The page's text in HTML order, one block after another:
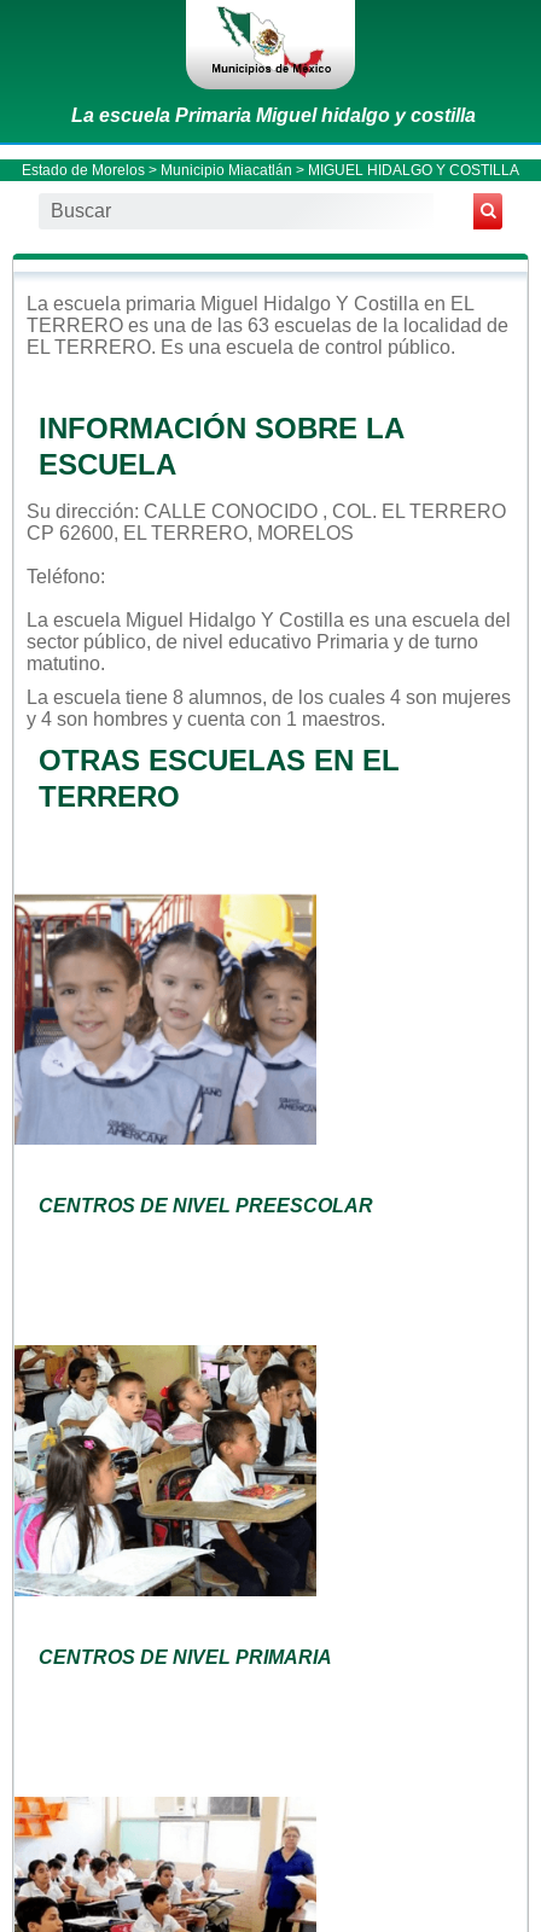
La escuela Primaria Miguel hidalgo y costilla
Estado de Morelos > Municipio Miacatlán > MIGUEL HIDALGO Y COSTILLA
La escuela primaria Miguel Hidalgo Y Costilla en EL
TERRERO es una de las 63 escuelas de la localidad de
EL TERRERO. Es una escuela de control público.
INFORMACIÓN SOBRE LA
ESCUELA
Su dirección: CALLE CONOCIDO , COL. EL TERRERO
CP 62600, EL TERRERO, MORELOS
Teléfono:
La escuela Miguel Hidalgo Y Costilla es una escuela del
sector público, de nivel educativo Primaria y de turno
matutino.
La escuela tiene 8 alumnos, de los cuales 4 son mujeres
y 4 son hombres y cuenta con 1 maestros.
OTRAS ESCUELAS EN EL
TERRERO
CENTROS DE NIVEL PREESCOLAR
CENTROS DE NIVEL PRIMARIA